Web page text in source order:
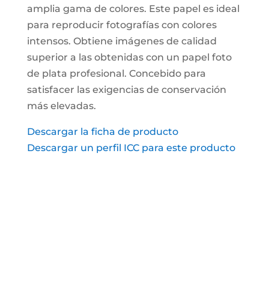
amplia gama de colores. Este papel es ideal
para reproducir fotografías con colores
intensos. Obtiene imágenes de calidad
superior a las obtenidas con un papel foto
de plata profesional. Concebido para
satisfacer las exigencias de conservación
más elevadas.
Descargar la ficha de producto
Descargar un perfil ICC para este producto